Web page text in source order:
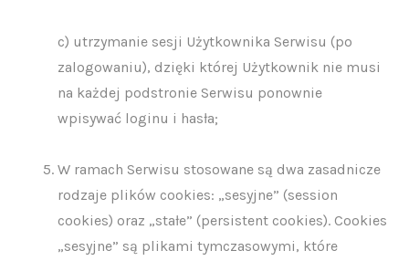
c) utrzymanie sesji Użytkownika Serwisu (po
zalogowaniu), dzięki której Użytkownik nie musi
na każdej podstronie Serwisu ponownie
wpisywać loginu i hasła;
W ramach Serwisu stosowane są dwa zasadnicze
rodzaje plików cookies: „sesyjne” (session
cookies) oraz „stałe” (persistent cookies). Cookies
„sesyjne” są plikami tymczasowymi, które